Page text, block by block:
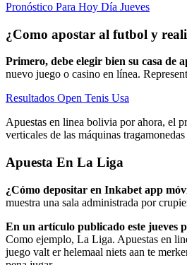
Pronóstico Para Hoy Día Jueves
¿Como apostar al futbol y
Primero, debe elegir bien su casa de
nuevo juego o casino en línea.
Resultados Open Tenis Usa
Apuestas en linea bolivia por ahora, el
verticales de las máquinas
Apuesta En La Liga
¿Cómo depositar en Inkabet app
muestra una sala administrada por
En un artículo publicado este jueves
Como ejemplo, La Liga. Apuestas en
juego valt er helemaal niets aan te